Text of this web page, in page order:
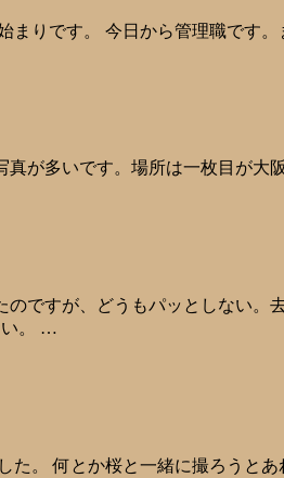
りです。 今日から管理職です。
が多いです。場所は一枚目が大
ですが、どうもパッとしない
い。 …
た。 何とか桜と一緒に撮ろうと